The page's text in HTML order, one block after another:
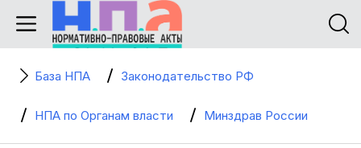
База НПА Законодательство РФ
НПА по Органам власти Минздрав России